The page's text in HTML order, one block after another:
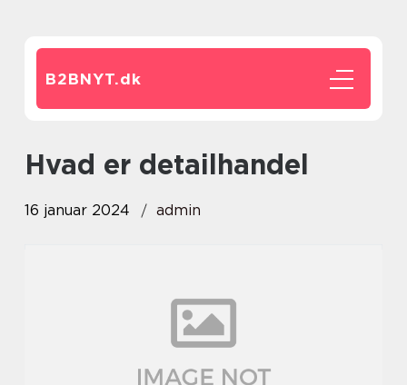
B2BNYT.dk
hvad er detailhandel
16 januar 2024 admin